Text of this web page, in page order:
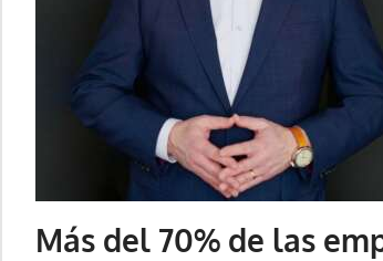
Más del 70% de las